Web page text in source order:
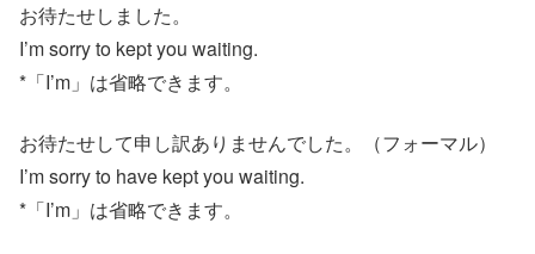
お待たせしました。
I’m sorry to kept you waiting.
*「I’m」は省略できます。
お待たせして申し訳ありませんでした。（フォーマル）
I’m sorry to have kept you waiting.
*「I’m」は省略できます。